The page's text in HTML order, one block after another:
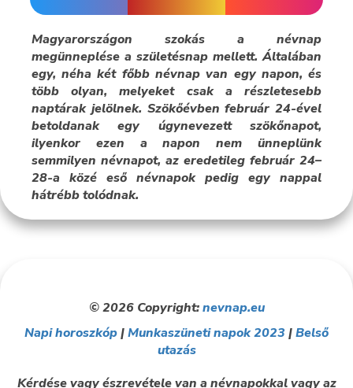
Magyarországon szokás a névnap
megünneplése a születésnap mellett. Általában
egy, néha két főbb névnap van egy napon, és
több olyan, melyeket csak a részletesebb
naptárak jelölnek. Szökőévben február 24-ével
betoldanak egy úgynevezett szökőnapot,
ilyenkor ezen a napon nem ünneplünk
semmilyen névnapot, az eredetileg február 24–
28-a közé eső névnapok pedig egy nappal
hátrébb tolódnak.
© 2026 Copyright:nevnap.eu
Napi horoszkóp|Munkaszüneti napok 2023|Belső
utazás
Kérdése vagy észrevétele van a névnapokkal vagy az